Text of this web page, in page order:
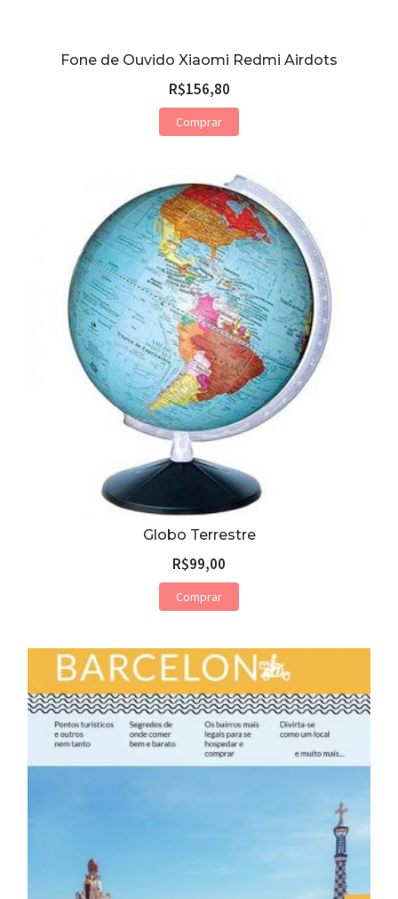
Fone de Ouvido Xiaomi Redmi Airdots
R$156,80
Comprar
Globo Terrestre
R$99,00
Comprar